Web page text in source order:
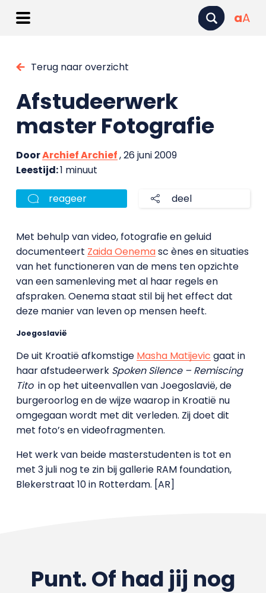
aA
Terug naar overzicht
Afstudeerwerk
master Fotografie
DoorArchief Archief, 26 juni 2009
Leestijd:1 minuut
reageer deel
Met behulp van video, fotografie en geluid
documenteert Zaida Oenemasc ènes en situaties
van het functioneren van de mens ten opzichte
van een samenleving met al haar regels en
afspraken. Oenema staat stil bij het effect dat
deze manier van leven op mensen heeft.
Joegoslavië
De uit Kroatië afkomstige Masha Matijevic gaat in
haar afstudeerwerk Spoken Silence – Remiscing
Titoin op het uiteenvallen van Joegoslavië, de
burgeroorlog en de wijze waarop in Kroatië nu
omgegaan wordt met dit verleden. Zij doet dit
met foto’s en videofragmenten.
Het werk van beide masterstudenten is tot en
met 3 juli nog te zin bij gallerie RAM foundation,
Blekerstraat 10 in Rotterdam. [AR]
Punt. Of had jij nog